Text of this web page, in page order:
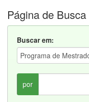
Página de Busca
Buscar em:
por